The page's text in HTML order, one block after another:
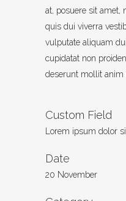
at, posuere sit amet,
quis dui viverra
vulputate aliquam
cupidatat non
deserunt mollit anim
Custom Field
Lorem ipsum dolor
Date
20 November